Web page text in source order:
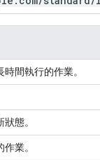
間執行的作業。
態。
業。